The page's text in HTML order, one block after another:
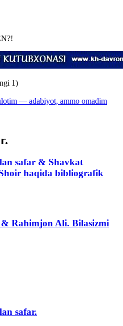
1)
— adabiyot, ammo omadim
safar & Shavkat
haqida bibliografik
& Rahimjon Ali. Bilasizmi
safar.